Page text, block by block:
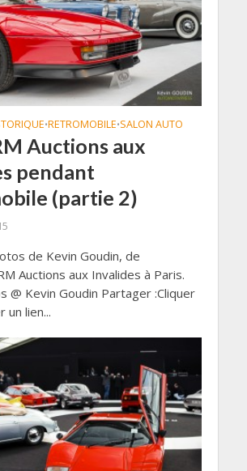
•RETROMOBILE•SALON AUTO
Auctions aux
pendant
(partie 2)
de Kevin Goudin, de
Auctions aux Invalides à Paris.
@ Kevin Goudin Partager :Cliquer
un lien...